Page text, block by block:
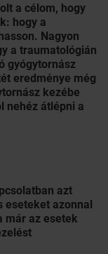
a célom, hogy
hogy a
Nagyon
a traumatológián
gyógytornász
eredménye még
kezébe
nehéz átlépni a
azt
eseteket azonnal
már az esetek